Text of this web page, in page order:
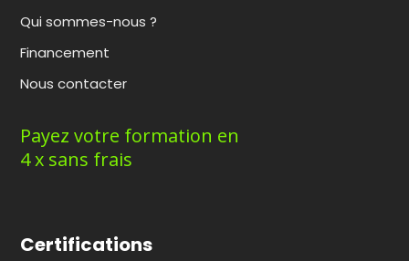
Qui sommes-nous ?
Financement
Nous contacter
Payez votre formation en
4 x sans frais
Certifications